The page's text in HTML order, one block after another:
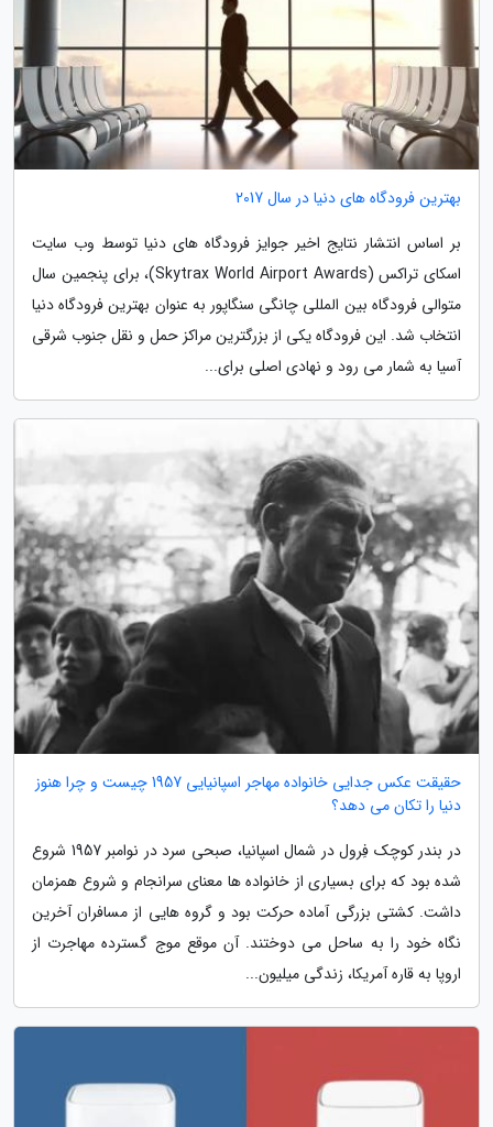
بهترین فرودگاه های دنیا در سال 2017
بر اساس انتشار نتایج اخیر جوایز فرودگاه های دنیا توسط وب سایت
اسکای تراکس (Skytrax World Airport Awards)، برای پنجمین سال
متوالی فرودگاه بین المللی چانگی سنگاپور به عنوان بهترین فرودگاه دنیا
انتخاب شد. این فرودگاه یکی از بزرگترین مراکز حمل و نقل جنوب شرقی
آسیا به شمار می رود و نهادی اصلی برای...
حقیقت عکس جدایی خانواده مهاجر اسپانیایی 1957 چیست و چرا هنوز
دنیا را تکان می دهد؟
در بندر کوچک فِرول در شمال اسپانیا، صبحی سرد در نوامبر 1957 شروع
شده بود که برای بسیاری از خانواده ها معنای سرانجام و شروع همزمان
داشت. کشتی بزرگی آماده حرکت بود و گروه هایی از مسافران آخرین
نگاه خود را به ساحل می دوختند. آن موقع موج گسترده مهاجرت از
اروپا به قاره آمریکا، زندگی میلیون...